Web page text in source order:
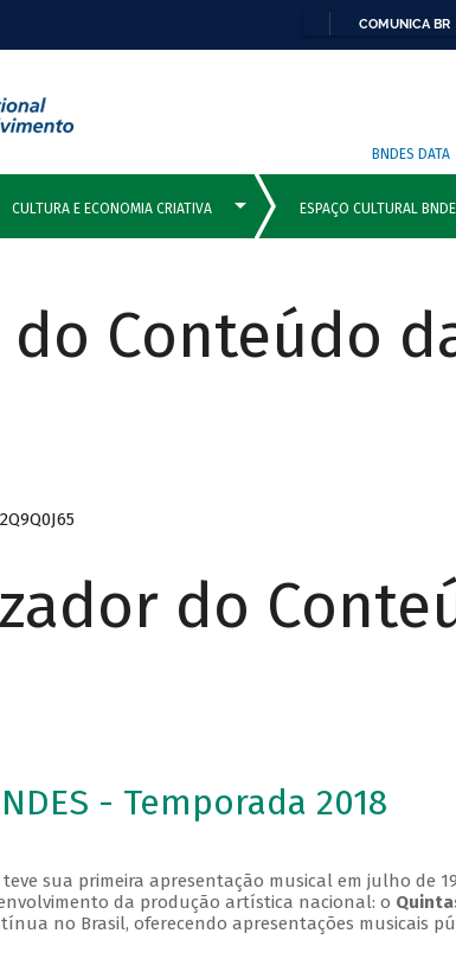
COMUNICA BR
BNDES DATA
Conteúdo
do
- Temporada 2018
teve sua primeira apresentação musical em julho de
da produção artística nacional: o
no Brasil, oferecendo apresentações musicais